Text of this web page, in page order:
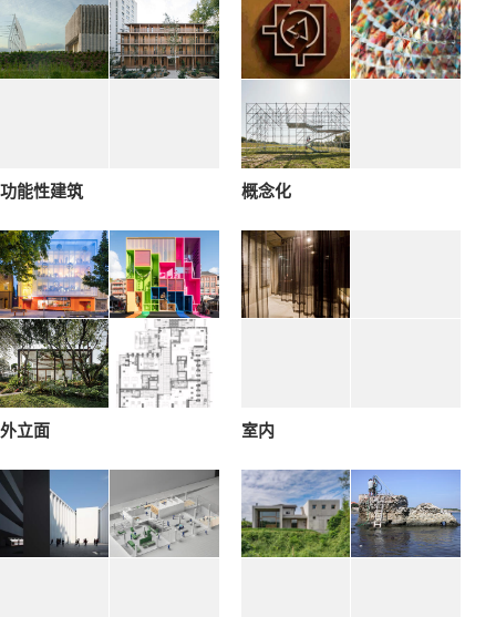
功能性建筑 概念化
外立面 室内